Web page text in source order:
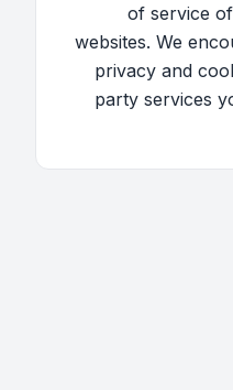
of service
websites. We
privacy and
party services